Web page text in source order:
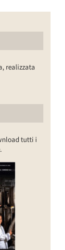
realizzata
tutti i